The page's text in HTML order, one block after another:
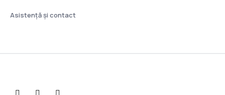
Asistenţă şi contact